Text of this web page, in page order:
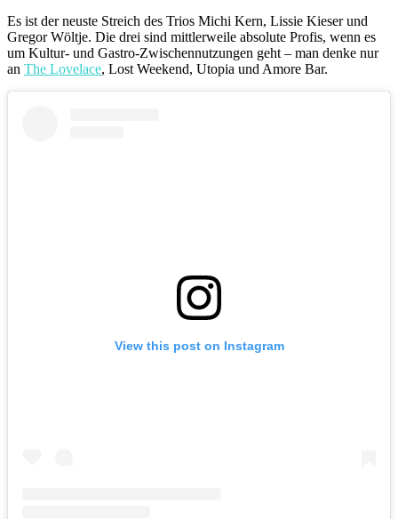
Es ist der neuste Streich des Trios Michi Kern, Lissie Kieser und
Gregor Wöltje. Die drei sind mittlerweile absolute Profis, wenn es
um Kultur- und Gastro-Zwischennutzungen geht – man denke nur
an The Lovelace, Lost Weekend, Utopia und Amore Bar.
View this post on Instagram